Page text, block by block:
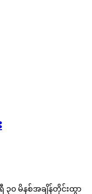
၀ မိနစ်အချိန်တိုင်းထွာ